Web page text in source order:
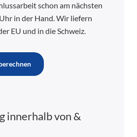
schon am nächsten
in der Hand. Wir liefern
EU und in die Schweiz.
innerhalb von &